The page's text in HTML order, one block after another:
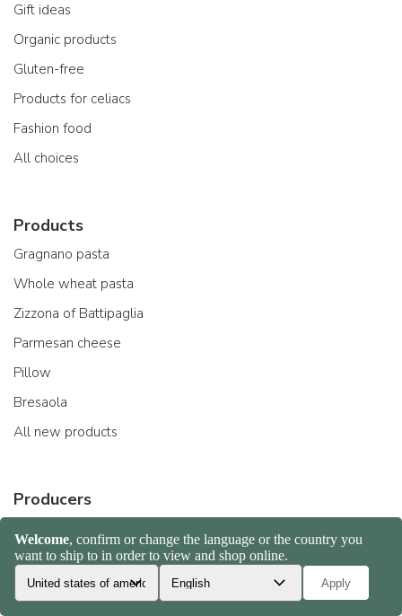
Gift ideas
Organic products
Gluten-free
Products for celiacs
Fashion food
All choices
Products
Gragnano pasta
Whole wheat pasta
Zizzona of Battipaglia
Parmesan cheese
Pillow
Bresaola
All new products
Producers
Acquerello riso
Beppino Occelli